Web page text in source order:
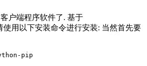
户端程序软件了. 基于
使用以下安装命令进行安装: 当然首先要